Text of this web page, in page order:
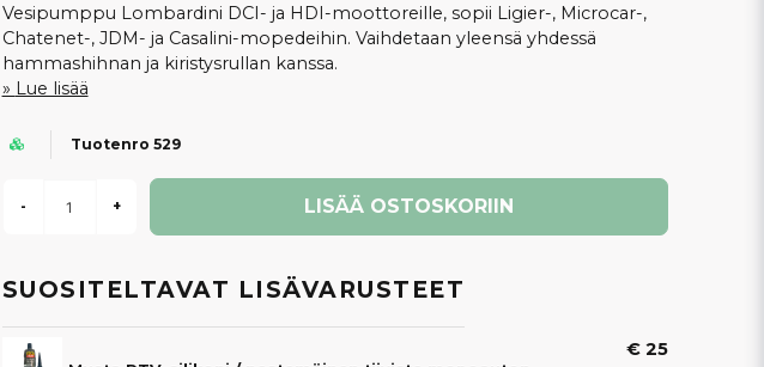
Vesipumppu Lombardini DCI- ja HDI-moottoreille, sopii Ligier-, Microcar-,
Chatenet-, JDM- ja Casalini-mopedeihin. Vaihdetaan yleensä yhdessä
hammashihnan ja kiristysrullan kanssa.
Lue lisää
Tuotenro 529
- + LISÄÄ OSTOSKORIIN
SUOSITELTAVAT LISÄVARUSTEET
€ 25